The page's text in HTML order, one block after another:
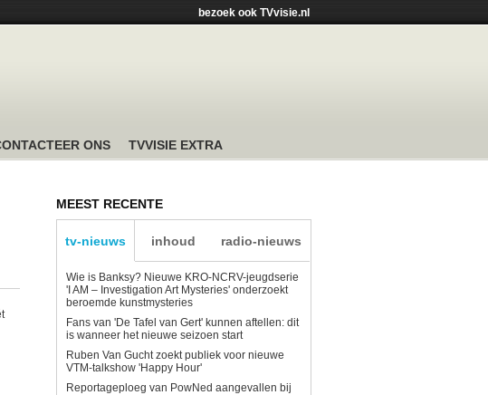
bezoek ook TVvisie.nl
ONS TVVISIE EXTRA
MEEST RECENTE
tv-nieuws inhoud radio-nieuws
Wie is Banksy? Nieuwe KRO-NCRV-jeugdserie
'I AM – Investigation Art Mysteries' onderzoekt
beroemde kunstmysteries
Fans van 'De Tafel van Gert' kunnen aftellen: dit
is wanneer het nieuwe seizoen start
Ruben Van Gucht zoekt publiek voor nieuwe
VTM-talkshow 'Happy Hour'
Reportageploeg van PowNed aangevallen bij